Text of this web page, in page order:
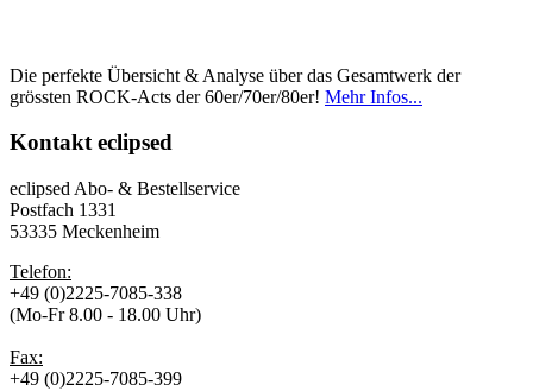
Die perfekte Übersicht & Analyse über das Gesamtwerk der
grössten ROCK-Acts der 60er/70er/80er! Mehr Infos...
Kontakteclipsed
eclipsed Abo- & Bestellservice
Postfach 1331
53335 Meckenheim
Telefon:
+49 (0)2225-7085-338
(Mo-Fr 8.00 - 18.00 Uhr)
Fax:
+49 (0)2225-7085-399